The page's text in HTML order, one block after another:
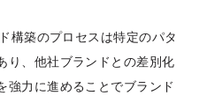
構築のプロセスは特定のパタ
り、他社ブランドとの差別化
強力に進めることでブランド